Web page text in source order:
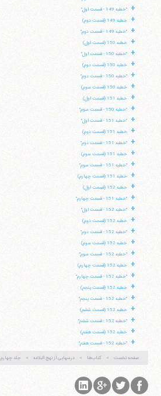
+ "خطبه 149 - قسمت اول"
+ خطبه 149 (قسمت دوم)
+ "خطبه 149 - قسمت دوم"
+ خطبه 150 (قسمت اول)
+ "خطبه 150 - قسمت اول"
+ خطبه 150 (قسمت دوم)
+ "خطبه 150 - قسمت دوم"
+ خطبه 150 (قسمت سوم)
+ خطبه 151 (قسمت اول)
+ "خطبه 150 - قسمت سوم"
+ "خطبه 151 - قسمت اول"
+ خطبه 151 (قسمت دوم)
+ "خطبه 151 - قسمت دوم"
+ خطبه 151 (قسمت سوم)
+ "خطبه 151 - قسمت سوم"
+ خطبه 151 (قسمت چهارم)
+ خطبه 152 (قسمت اول)
+ "خطبه 151 - قسمت چهارم"
+ "خطبه 152 - قسمت اول"
+ خطبه 152 (قسمت دوم)
+ "خطبه 152 - قسمت دوم"
+ خطبه 152 (قسمت سوم)
+ "خطبه 152 - قسمت سوم"
+ خطبه 152 (قسمت چهارم)
+ "خطبه 152 - قسمت چهارم"
+ خطبه 152 (قسمت پنجم)
+ "خطبه 152 - قسمت پنجم"
+ خطبه 152 (قسمت ششم)
+ "خطبه 152 - قسمت ششم"
+ خطبه 152 (قسمت هفتم)
+ "خطبه 152 - قسمت هفتم"
صفحه نخست کتاب‌ها درسهایی از نهج البلاغه جلد چهارم